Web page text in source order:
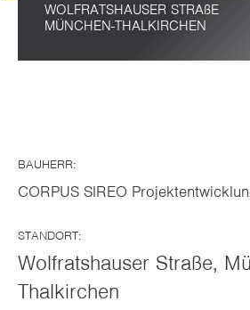
WOLFRATSHAUSER STRAßE
MÜNCHEN-THALKIRCHEN
BAUHERR:
CORPUS SIREO
STANDORT:
Wolfratshauser Straße,
Thalkirchen